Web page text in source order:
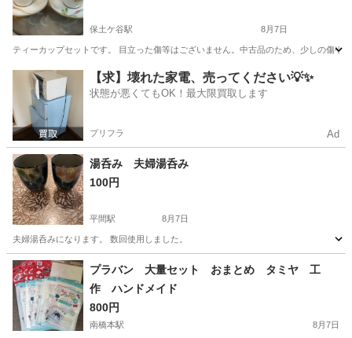
保土ケ谷駅 8月7日
ティーカップセットです。 目立った傷等はございません。中古品のため、少しの傷
神奈川 保土ケ谷駅 食器 ティーカップ
【求】壊れた家電、売ってください💡✨
状態が悪くてもOK！最大限買取します
プリフラ Ad
湯呑み 夫婦湯呑み
100円
平間駅 8月7日
夫婦湯呑みになります。 数回使用しました。
神奈川 川崎市 平間駅 食器 湯呑み
プラバン 大量セット おまとめ タミヤ 工
作 ハンドメイド
800円
南橋本駅 8月7日